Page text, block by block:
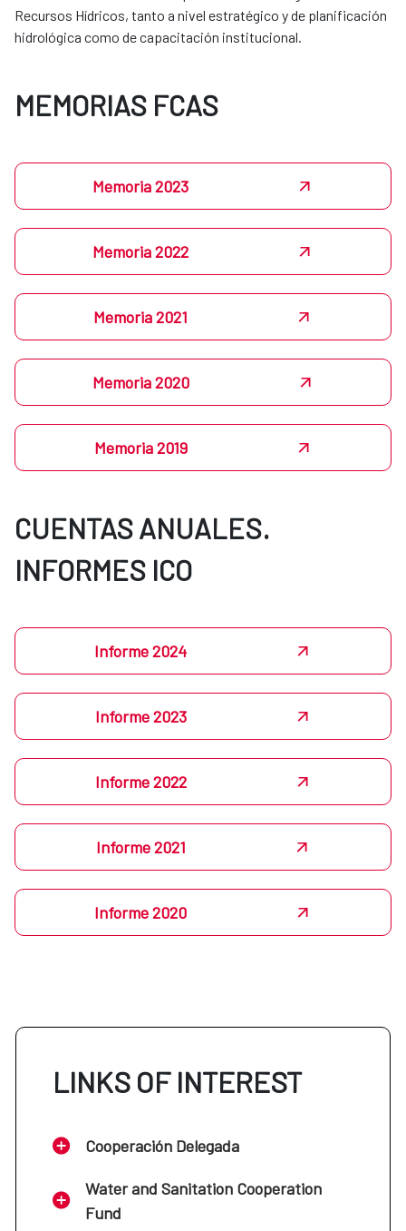
Recursos Hídricos, tanto a nivel estratégico y de planificación
hidrológica como de capacitación institucional.
MEMORIAS FCAS
Memoria 2023
Memoria 2022
Memoria 2021
Memoria 2020
Memoria 2019
CUENTAS ANUALES.
INFORMES ICO
Informe 2024
Informe 2023
Informe 2022
Informe 2021
Informe 2020
LINKS OF INTEREST
Cooperación Delegada
Water and Sanitation Cooperation
Fund